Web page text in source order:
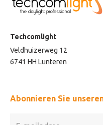
Techcomlight
Veldhuizerweg 12
6741 HH Lunteren
Abonnieren Sie